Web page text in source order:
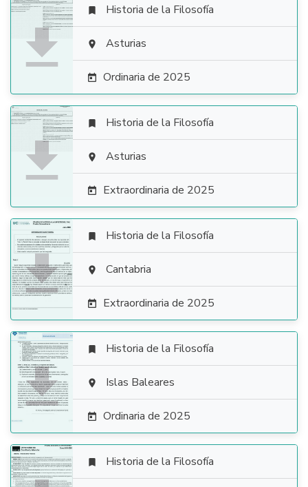

 Historia de la Filosofía
 Asturias
 Ordinaria de 2025

 Historia de la Filosofía
 Asturias
 Extraordinaria de 2025

 Historia de la Filosofía
 Cantabria
 Extraordinaria de 2025

 Historia de la Filosofía
 Islas Baleares
 Ordinaria de 2025
 Historia de la Filosofía